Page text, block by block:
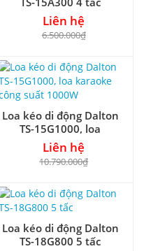
Liên hệ
6.500.000₫
Loa kéo di động Dalton
TS-15G1000, loa
karaoke công suất
1000W
Liên hệ
10.790.000₫
Loa kéo di động Dalton
TS-18G800 5 tấc